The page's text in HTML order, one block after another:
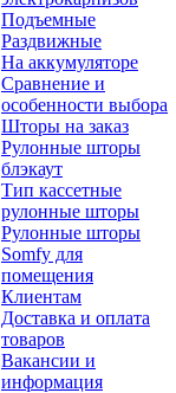
Подъемные
Раздвижные
На аккумуляторе
Сравнение и
особенности выбора
Шторы на заказ
Рулонные шторы
блэкаут
Тип кассетные
рулонные шторы
Рулонные шторы
Somfy для
помещения
Клиентам
Доставка и оплата
товаров
Вакансии и
информация